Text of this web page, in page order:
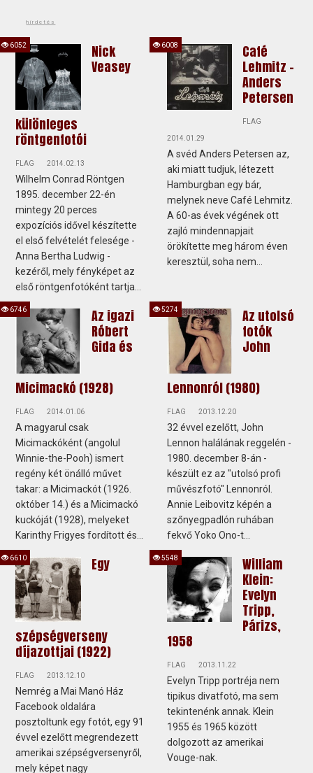
hirdetés
Nick
Veasey
különleges
röntgenfotói
FLAG 2014.02.13
Wilhelm Conrad Röntgen
1895. december 22-én
mintegy 20 perces
expozíciós idővel készítette
el első felvételét felesége -
Anna Bertha Ludwig -
kezéről, mely fényképet az
első röntgenfotóként tartja...
6052
Café
Lehmitz -
Anders
Petersen
FLAG
2014.01.29
A svéd Anders Petersen az,
aki miatt tudjuk, létezett
Hamburgban egy bár,
melynek neve Café Lehmitz.
A 60-as évek végének ott
zajló mindennapjait
örökítette meg három éven
keresztül, soha nem...
6008
Az igazi
Róbert
Gida és
Micimackó (1928)
FLAG 2014.01.06
A magyarul csak
Micimackóként (angolul
Winnie-the-Pooh) ismert
regény két önálló művet
takar: a Micimackót (1926.
október 14.) és a Micimackó
kuckóját (1928), melyeket
Karinthy Frigyes fordított és...
6746
Az utolsó
fotók
John
Lennonról (1980)
FLAG 2013.12.20
32 évvel ezelőtt, John
Lennon halálának reggelén -
1980. december 8-án -
készült ez az "utolsó profi
művészfotó" Lennonról.
Annie Leibovitz képén a
szőnyegpadlón ruhában
fekvő Yoko Ono-t...
5274
Egy
szépségverseny
díjazottjai (1922)
FLAG 2013.12.10
Nemrég a Mai Manó Ház
Facebook oldalára
posztoltunk egy fotót, egy 91
évvel ezelőtt megrendezett
amerikai szépségversenyről,
mely képet nagy
6610
William
Klein:
Evelyn
Tripp,
Párizs,
1958
FLAG 2013.11.22
Evelyn Tripp portréja nem
tipikus divatfotó, ma sem
tekintenénk annak. Klein
1955 és 1965 között
dolgozott az amerikai
Vouge-nak.
5548